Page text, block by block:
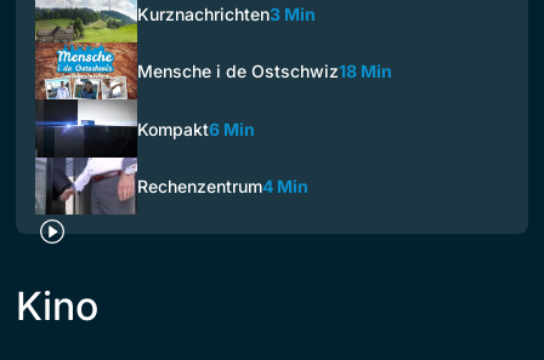
Kurznachrichten3 Min
Mensche i de Ostschwiz18 Min
Kompakt6 Min
Rechenzentrum4 Min
Kino